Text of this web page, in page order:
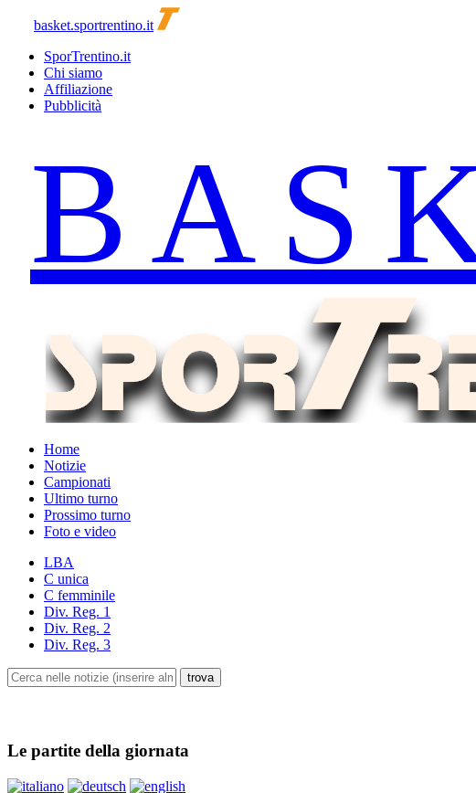
basket.sportrentino.it
SporTrentino.it
Chi siamo
Affiliazione
Pubblicità
Home
Notizie
Campionati
Ultimo turno
Prossimo turno
Foto e video
LBA
C unica
C femminile
Div. Reg. 1
Div. Reg. 2
Div. Reg. 3
Le partite della giornata